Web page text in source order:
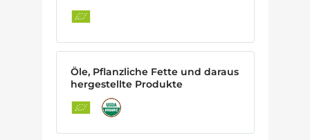
Öle, Pflanzliche Fette und daraus
hergestellte Produkte